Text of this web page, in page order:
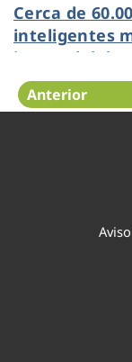
Cerca de
inteligentes
integral del
Anterior